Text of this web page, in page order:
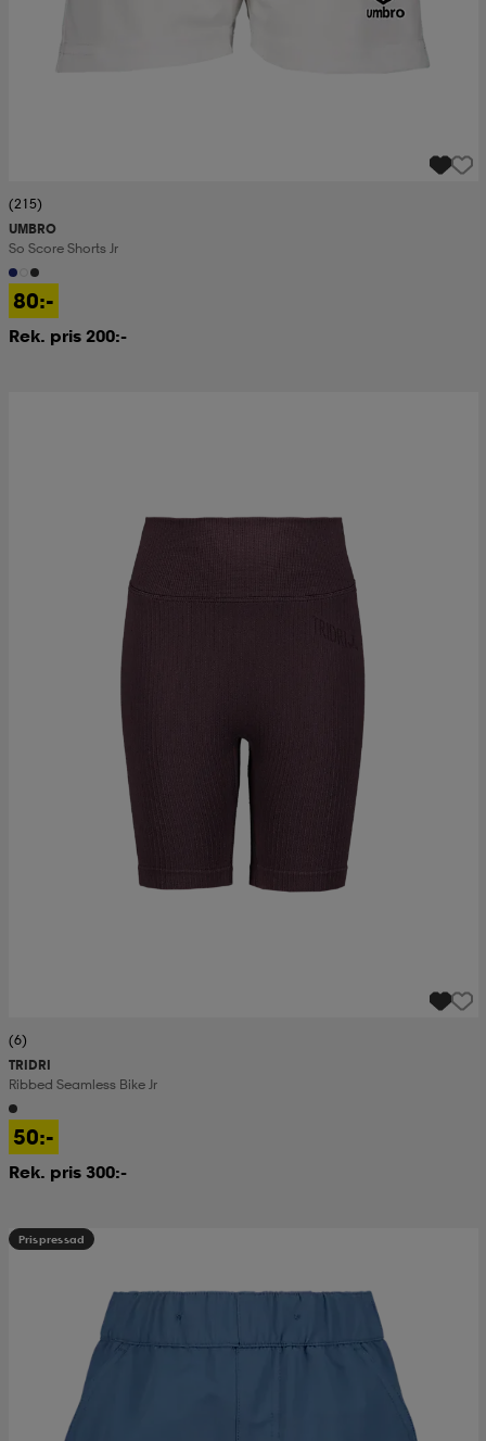
(215)
UMBRO
So Score Shorts Jr
80:-
Rek. pris 200:-
(6)
TRIDRI
Ribbed Seamless Bike Jr
50:-
Rek. pris 300:-
Prispressad